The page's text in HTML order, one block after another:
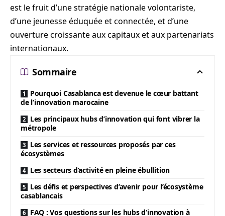
est le fruit d’une stratégie nationale volontariste,
d’une jeunesse éduquée et connectée, et d’une
ouverture croissante aux capitaux et aux partenariats
internationaux.
Sommaire
Pourquoi Casablanca est devenue le cœur battant
de l’innovation marocaine
Les principaux hubs d’innovation qui font vibrer la
métropole
Les services et ressources proposés par ces
écosystèmes
Les secteurs d’activité en pleine ébullition
Les défis et perspectives d’avenir pour l’écosystème
casablancais
FAQ : Vos questions sur les hubs d’innovation à